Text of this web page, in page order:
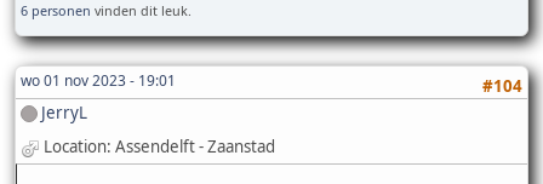
6 personen vinden dit leuk.
wo 01 nov 2023 - 19:01
#104
JerryL
Location: Assendelft - Zaanstad